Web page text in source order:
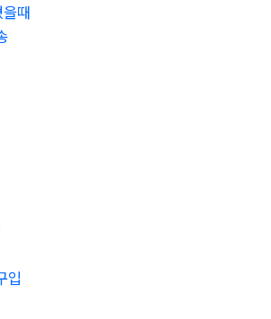
때
입